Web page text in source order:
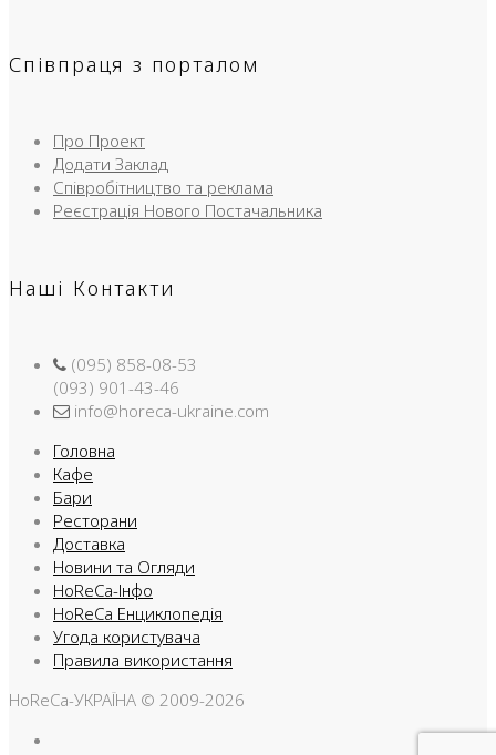
Співпраця з порталом
Про Проект
Додати Заклад
Співробітництво та реклама
Реєстрація Нового Постачальника
Наші Контакти
(095) 858-08-53
(093) 901-43-46
info@horeca-ukraine.com
Головна
Кафе
Бари
Ресторани
Доставка
Новини та Огляди
HoReCa-Інфо
HoReCa Енциклопедія
Угода користувача
Правила використання
HoReCa-УКРАЇНА © 2009-2026